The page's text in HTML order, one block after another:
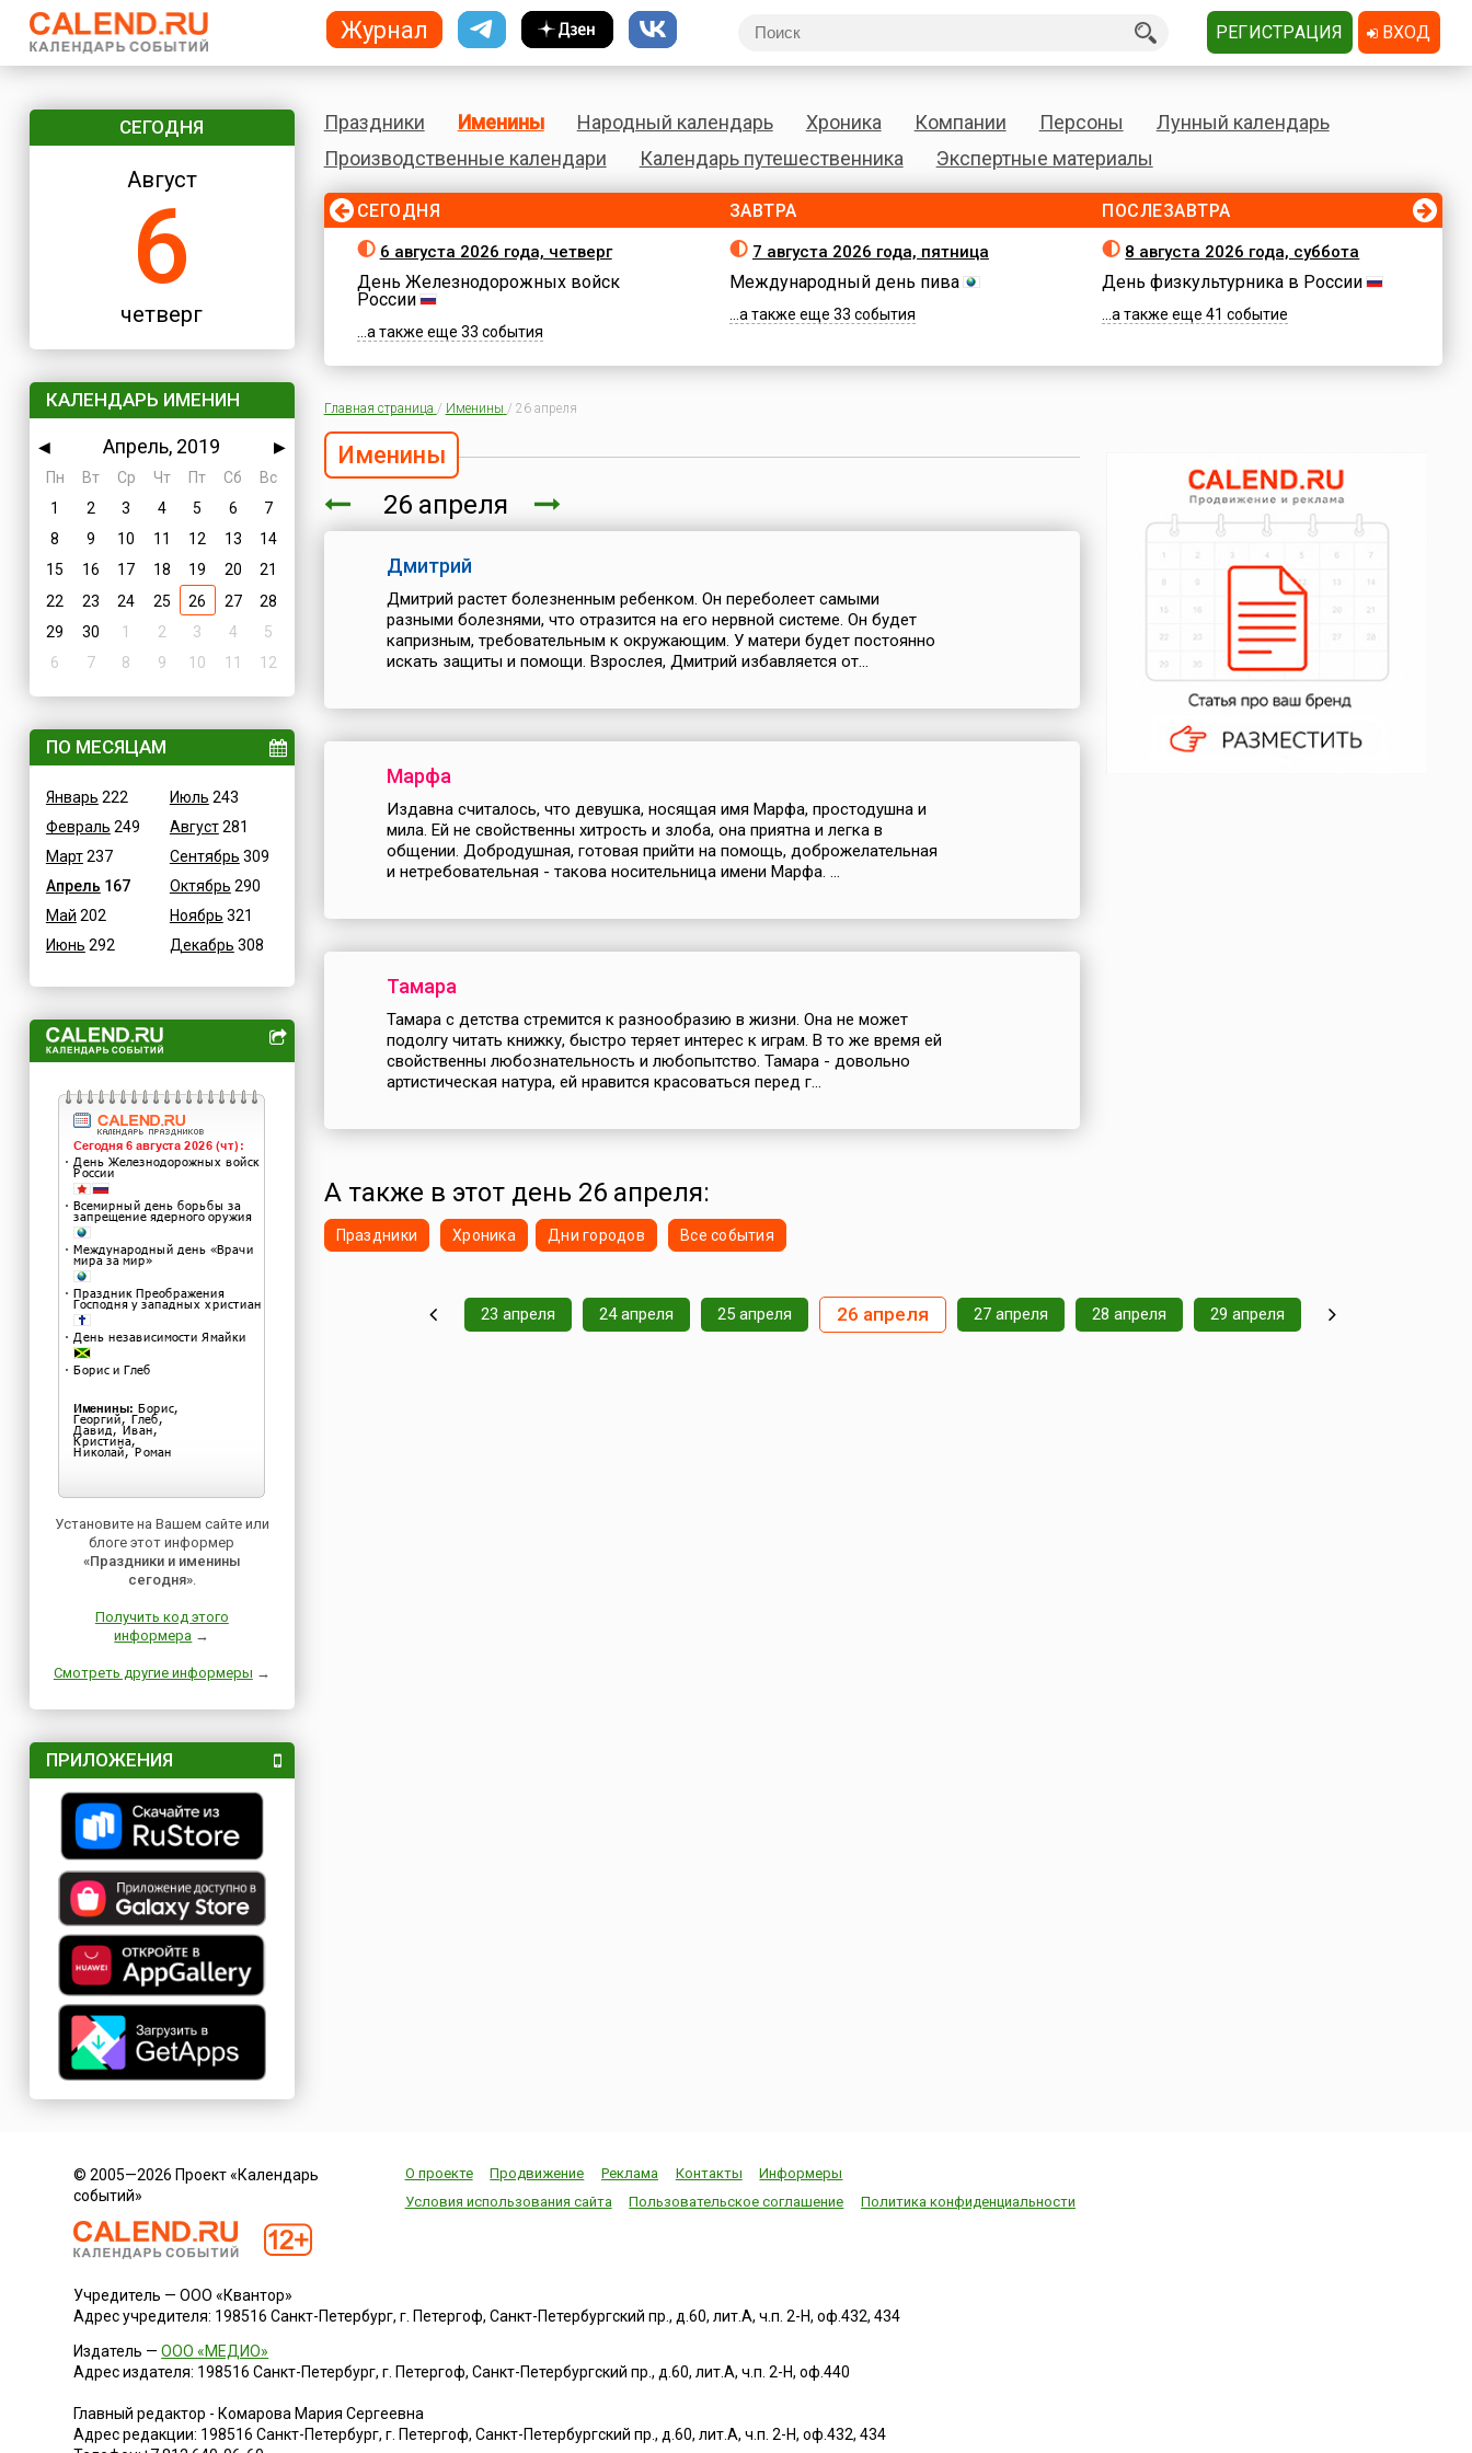
СЕГОДНЯ
Август
6
четверг
КАЛЕНДАРЬ ИМЕНИН
◀ Апрель, 2019
▶
Пн
Вт Ср Чт Пт Сб
Вс
1
2 3 4 5 6
7
8
9 10 11 12 13
14
15
16 17 18 19 20
21
22
23 24 25 26 27
28
29
30 1 2 3 4
5
6
7 8 9 10 11 12
ПО МЕСЯЦАМ
Январь 222
Февраль 249
Март237
Апрель 167
Май 202
Июнь 292
Июль 243
Август281
Сентябрь 309
Октябрь 290
Ноябрь 321
Декабрь 308
Установите на Вашем сайте или
блоге этот информер
«Праздники и именины
сегодня».
Получить код этого
информера →
Смотреть другие информеры →
ПРИЛОЖЕНИЯ
Праздники Именины Народный календарь Хроника Компании Персоны
Лунный календарь
Производственные календари
Календарь путешественника Экспертные материалы
СЕГОДНЯ
6 августа 2026 года, четверг
День Железнодорожных войск
России
...а также еще 33 события
ЗАВТРА
7 августа 2026 года, пятница
Международный день пива
...а также еще 33 события
ПОСЛЕЗАВТРА
8 августа 2026 года, суббота
День физкультурника в России
...а также еще 41 событие
Главная страница / Именины / 26 апреля
Именины
26 апреля
Дмитрий
Дмитрий растет болезненным ребенком. Он переболеет самыми
разными болезнями, что отразится на его нервной системе. Он будет
капризным, требовательным к окружающим. У матери будет постоянно
искать защиты и помощи. Взрослея, Дмитрий избавляется от...
Марфа
Издавна считалось, что девушка, носящая имя Марфа, простодушна и
мила. Ей не свойственны хитрость и злоба, она приятна и легка в
общении. Добродушная, готовая прийти на помощь, доброжелательная
и нетребовательная - такова носительница имени Марфа. ...
Тамара
Тамара с детства стремится к разнообразию в жизни. Она не может
подолгу читать книжку, быстро теряет интерес к играм. В то же время ей
свойственны любознательность и любопытство. Тамара - довольно
артистическая натура, ей нравится красоваться перед г...
А также в этот день 26 апреля:
Праздники Хроника Дни городов Все события
23 апреля 24 апреля 25 апреля 26 апреля 27 апреля 28 апреля 29 апреля
© 2005—2026 Проект «Календарь
событий»
О проекте Продвижение Реклама Контакты
Информеры
Условия использования сайта
Пользовательское соглашение Политика конфиденциальности
Учредитель — ООО «Квантор»
Адрес учредителя: 198516 Санкт-Петербург, г. Петергоф, Санкт-Петербургский пр., д.60, лит.А, ч.п. 2-Н, оф.432, 434
Издатель —ООО «МЕДИО»
Адрес издателя: 198516 Санкт-Петербург, г. Петергоф, Санкт-Петербургский пр., д.60, лит.А, ч.п. 2-Н, оф.440
Главный редактор - Комарова Мария Сергеевна
Адрес редакции: 198516 Санкт-Петербург, г. Петергоф,Санкт-Петербургский пр., д.60, лит.А, ч.п. 2-Н, оф.432, 434
Журнал РЕГИСТРАЦИЯ ВХОД